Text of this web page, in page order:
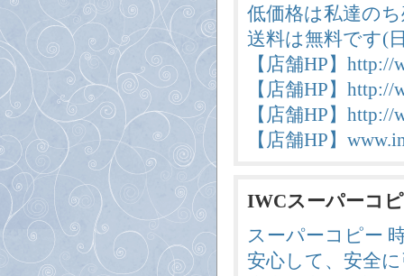
低価格は私達の
送料は無料です(
【店舗HP】http://
【店舗HP】http://
【店舗HP】http://
【店舗HP】
IWCスーパーコ
スーパーコピー
安心して、安全